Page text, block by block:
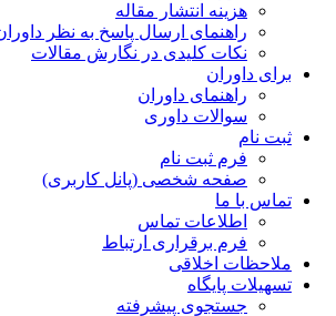
هزینه انتشار مقاله
راهنمای ارسال پاسخ به نظر داوران
نکات کلیدی در نگارش مقالات
برای داوران
راهنمای داوران
سوالات داوری
ثبت نام
فرم ثبت نام
صفحه شخصی (پانل کاربری)
تماس با ما
اطلاعات تماس
فرم برقراری ارتباط
ملاحظات اخلاقی
تسهیلات پایگاه
جستجوی پیشرفته